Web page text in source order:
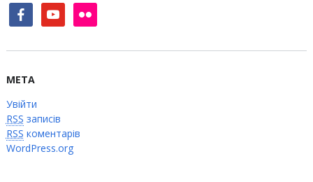
facebookyoutube flickr
МЕТА
Увійти
RSS записів
RSS коментарів
WordPress.org